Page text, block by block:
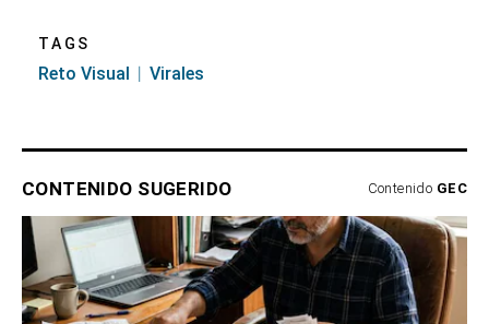
TAGS
Reto Visual Virales
CONTENIDO SUGERIDO Contenido GEC